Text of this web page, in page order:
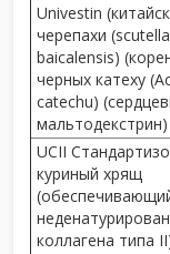
Univestin
черепахи
baicalensis)
черных катеху
catechu)
мальтодекстрин)
UCII
куриный хрящ
коллагена типа